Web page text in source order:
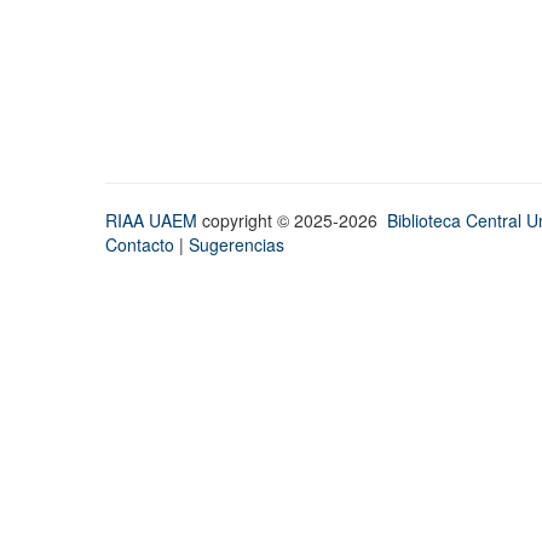
RIAA UAEM copyright © 2025-2026 Biblioteca Central
Contacto | Sugerencias